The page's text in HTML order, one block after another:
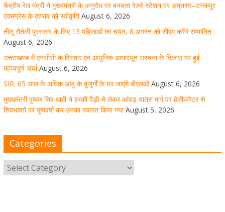
मुख्यमंत्री पुष्कर सिंह धामी ने हरकी पैड़ी से लेकर कांवड़ यात्रा मार्ग
पर हेलीकॉप्टर से शिवभक्तों पर पुष्पवर्षा कर उनका स्वागत किया गया
धर्मनगरी हरिद्वार में कांवड़ यात्रा के दौरान मंगलवार को आस्था, सेवा
और संस्कृति का अद्भुत संगम देखने को मिला
मुख्यमंत्री ने स्वास्थ्य सेवा शिविर का किया शुभारंभ, श्रद्धालुओं को
अपने हाथों से परोसा भोजन
केंद्रीय रेल मंत्री ने मुख्यमंत्री के अनुरोध पर बनबसा रेलवे स्टेशन पर अमृतसर–टनकपुर
एक्सप्रेस के ठहराव को स्वीकृति August 6, 2026
तीलू रौतेली पुरस्कार के लिए 13 महिलाओं का चयन, 8 अगस्त को सीएम करेंगे सम्मानित
August 6, 2026
उत्तराखण्ड में एनसीसी के विस्तार एवं आधुनिक आधारभूत संरचना के विकास पर हुई
महत्वपूर्ण चर्चा August 6, 2026
SIR: 65 साल के अधिक आयु के बुजुर्गों के घर जाएंगे बीएलओ August 6, 2026
मुख्यमंत्री पुष्कर सिंह धामी ने हरकी पैड़ी से लेकर कांवड़ यात्रा मार्ग पर हेलीकॉप्टर से
शिवभक्तों पर पुष्पवर्षा कर उनका स्वागत किया गया August 5, 2026
Categories